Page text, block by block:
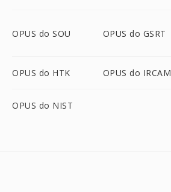
OPUS do SOU OPUS do GSRT
OPUS do HTK OPUS do IRCAM
OPUS do NIST